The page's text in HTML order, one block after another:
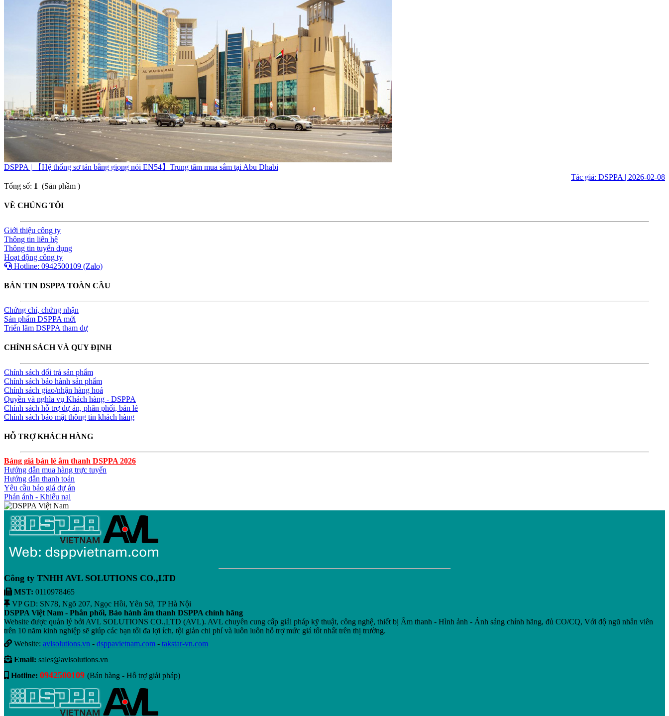
DSPPA | 【Hệ thống sơ tán bằng giọng nói EN54】Trung tâm mua sắm tại Abu Dhabi
Tác giả: DSPPA | 2026-02-08
Tổng số: 1 (Sản phầm )
VỀ CHÚNG TÔI
Giới thiệu công ty
Thông tin liên hệ
Thông tin tuyển dụng
Hoạt động công ty
Hotline: 0942500109 (Zalo)
BẢN TIN DSPPA TOÀN CẦU
Chứng chỉ, chứng nhận
Sản phẩm DSPPA mới
Triển lãm DSPPA tham dự
CHÍNH SÁCH VÀ QUY ĐỊNH
Chính sách đổi trả sản phẩm
Chính sách bảo hành sản phẩm
Chính sách giao/nhận hàng hoá
Quyền và nghĩa vụ Khách hàng - DSPPA
Chính sách hỗ trợ dự án, phân phối, bán lẻ
Chính sách bảo mật thông tin khách hàng
HỖ TRỢ KHÁCH HÀNG
Bảng giá bán lẻ âm thanh DSPPA 2026
Hướng dẫn mua hàng trực tuyến
Hướng dẫn thanh toán
Yêu cầu báo giá dự án
Phán ánh - Khiếu nại
Công ty TNHH AVL SOLUTIONS CO.,LTD
MST: 0110978465
VP GD: SN78, Ngõ 207, Ngọc Hồi, Yên Sở, TP Hà Nội
DSPPA Việt Nam - Phân phối, Bảo hành âm thanh DSPPA chính hãng
Website được quản lý bởi AVL SOLUTIONS CO.,LTD (AVL). AVL chuyên cung cấp giải pháp kỹ thuật, công nghệ, thiết bị Âm thanh - Hình ảnh - Ánh sáng chính hãng, đủ CO/CQ, Với độ ngũ nhân viên
trên 10 năm kinh nghiệp sẽ giúp các bạn tối đa lợi ích, tội giản chi phí và luôn luôn hỗ trợ mức giá tốt nhất trên thị trường.
Website: avlsolutions.vn - dsppavietnam.com - takstar-vn.com
Email: sales@avlsolutions.vn
Hotline: 0942500109 (Bán hàng - Hỗ trợ giải pháp)